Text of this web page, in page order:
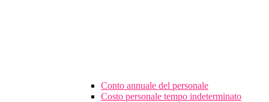
Conto annuale del personale
Costo personale tempo indeterminato